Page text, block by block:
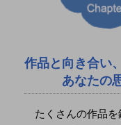
作品と向き合い
あなたの
たくさんの作品を